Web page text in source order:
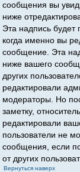
сообщения вы
ниже
Эта надпись будет
когда именно вы
сообщение. Эта
ниже вашего
других
редактировали
модераторы. Но
заметку,
редактировали
пользователи не
сообщения, если
от других
Вернуться наверх